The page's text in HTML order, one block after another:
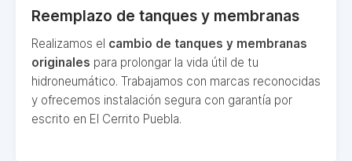
Reemplazo de tanques y membranas
Realizamos el cambio de tanques y membranas
originales para prolongar la vida útil de tu
hidroneumático. Trabajamos con marcas reconocidas
y ofrecemos instalación segura con garantía por
escrito en El Cerrito Puebla.